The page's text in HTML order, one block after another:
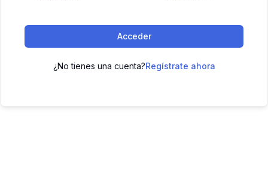
Acceder
¿No tienes una cuenta?Regístrate ahora